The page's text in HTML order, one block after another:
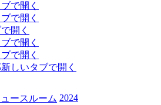
で開く
で開く
開く
で開く
で開く
新しいタブで開く
ースルーム 2024